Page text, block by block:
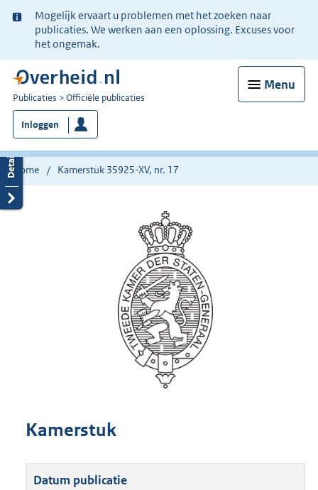
Ter
informatie:
Mogelijk ervaart u problemen met het zoeken naar
publicaties. We werken aan een oplossing. Excuses voor
het ongemak.
Menu
U
bent
nu
hier:
Publicaties Officiële publicaties
Inloggen
Home Kamerstuk 35925-XV, nr. 17
Kamerstuk